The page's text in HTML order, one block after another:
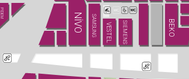
BEKO
NİVO
PİDEM
SAMSUNG SIEMENS
VESTEL